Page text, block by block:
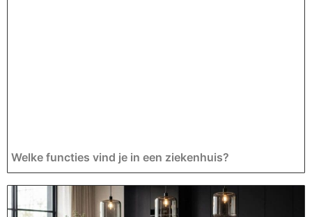
Welke functies vind je in een ziekenhuis?